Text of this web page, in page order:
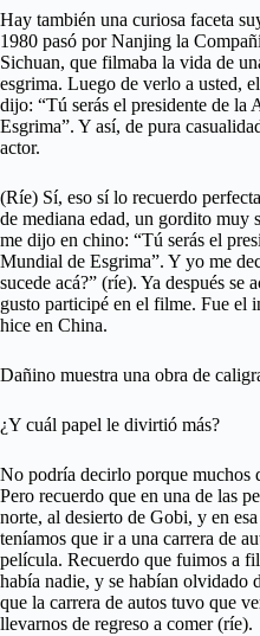
Hay también una curiosa faceta
1980 pasó por Nanjing la
Sichuan, que filmaba la vida de
esgrima. Luego de verlo a usted,
dijo: “Tú serás el presidente de la
Esgrima”. Y así, de pura
actor.
(Ríe) Sí, eso sí lo recuerdo
de mediana edad, un gordito muy
me dijo en chino: “Tú serás el
Mundial de Esgrima”. Y yo me
sucede acá?” (ríe). Ya después se
gusto participé en el filme. Fue el
hice en China.
Dañino muestra una obra de
¿Y cuál papel le divirtió más?
No podría decirlo porque muchos
Pero recuerdo que en una de las
norte, al desierto de Gobi, y en
teníamos que ir a una carrera de
película. Recuerdo que fuimos a
había nadie, y se habían olvidado
que la carrera de autos tuvo que
llevarnos de regreso a comer (ríe).